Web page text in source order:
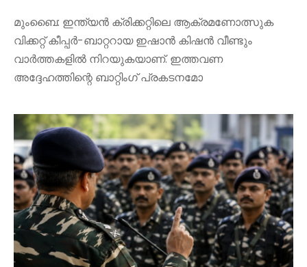
മുംബൈ: ഇന്ത്യൻ ക്രിക്കറ്റിലെ ആക്രമണോത്സുക
വിക്കറ്റ് കീപ്പർ-ബാറ്ററായ ഇഷാൻ കിഷൻ വീണ്ടും
വാർത്തകളിൽ നിറയുകയാണ്. ഇത്തവണ
അദ്ദേഹത്തിന്റെ ബാറ്റിംഗ് പ്രകടനമോ